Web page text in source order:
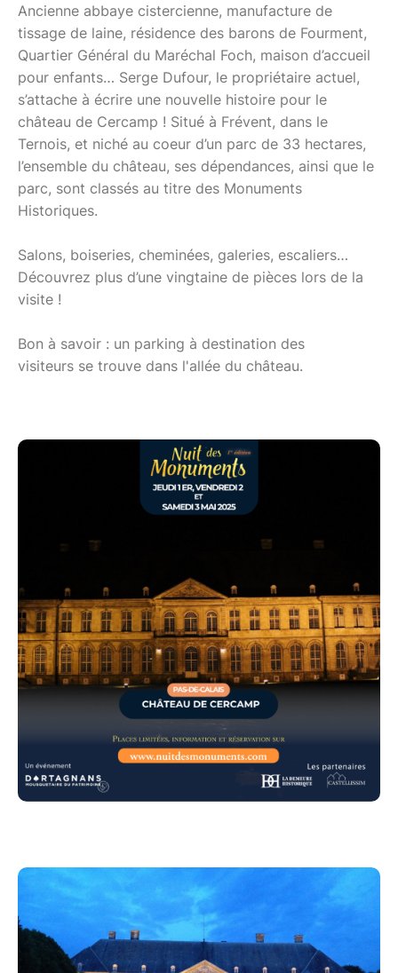
Ancienne abbaye cistercienne, manufacture de
tissage de laine, résidence des barons de Fourment,
Quartier Général du Maréchal Foch, maison d’accueil
pour enfants… Serge Dufour, le propriétaire actuel,
s’attache à écrire une nouvelle histoire pour le
château de Cercamp ! Situé à Frévent, dans le
Ternois, et niché au coeur d’un parc de 33 hectares,
l’ensemble du château, ses dépendances, ainsi que le
parc, sont classés au titre des Monuments
Historiques.
Salons, boiseries, cheminées, galeries, escaliers…
Découvrez plus d’une vingtaine de pièces lors de la
visite !
Bon à savoir : un parking à destination des
visiteurs se trouve dans l'allée du château.